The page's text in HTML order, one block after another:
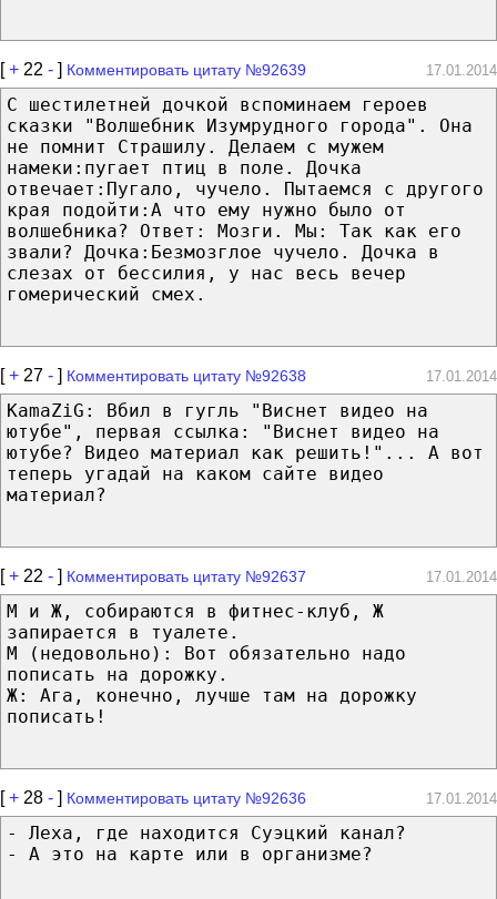
[+ 22 - ] Комментировать цитату №92639 17.01.2014
С шестилетней дочкой вспоминаем героев
сказки "Волшебник Изумрудного города". Она
не помнит Страшилу. Делаем с мужем
намеки:пугает птиц в поле. Дочка
отвечает:Пугало, чучело. Пытаемся с другого
края подойти:А что ему нужно было от
волшебника? Ответ: Мозги. Мы: Так как его
звали? Дочка:Безмозглое чучело. Дочка в
слезах от бессилия, у нас весь вечер
гомерический смех.
[+ 27 - ] Комментировать цитату №92638 17.01.2014
KamaZiG: Вбил в гугль "Виснет видео на
ютубе", первая ссылка: "Виснет видео на
ютубе? Видео материал как решить!"... А вот
теперь угадай на каком сайте видео
материал?
[+ 22 - ] Комментировать цитату №92637 17.01.2014
М и Ж, собираются в фитнес-клуб, Ж
запирается в туалете.
М (недовольно): Вот обязательно надо
пописать на дорожку.
Ж: Ага, конечно, лучше там на дорожку
пописать!
[+ 28 - ] Комментировать цитату №92636 17.01.2014
- Леха, где находится Суэцкий канал?
- А это на карте или в организме?